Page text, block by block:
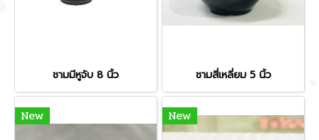
ชามมีหูจับ 8 นิ้ว ชามสี่เหลี่ยม 5 นิ้ว
New New